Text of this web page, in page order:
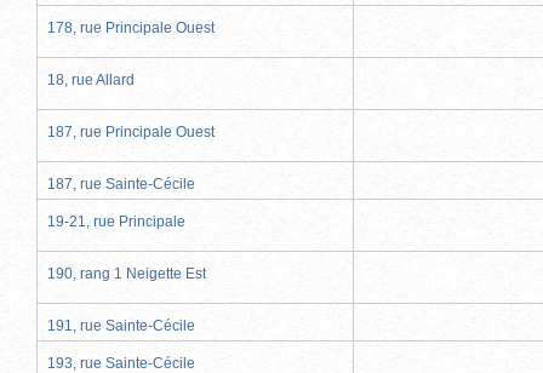
178, rue Principale Ouest
18, rue Allard
187, rue Principale Ouest
187, rue Sainte-Cécile
19-21, rue Principale
190, rang 1 Neigette Est
191, rue Sainte-Cécile
193, rue Sainte-Cécile